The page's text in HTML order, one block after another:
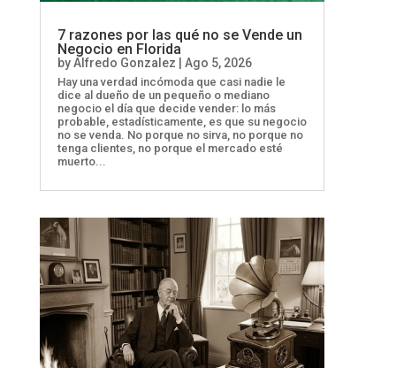
7 razones por las qué no se Vende un
Negocio en Florida
byAlfredo Gonzalez Ago 5, 2026
Hay una verdad incómoda que casi nadie le
dice al dueño de un pequeño o mediano
negocio el día que decide vender: lo más
probable, estadísticamente, es que su negocio
no se venda. No porque no sirva, no porque no
tenga clientes, no porque el mercado esté
muerto...